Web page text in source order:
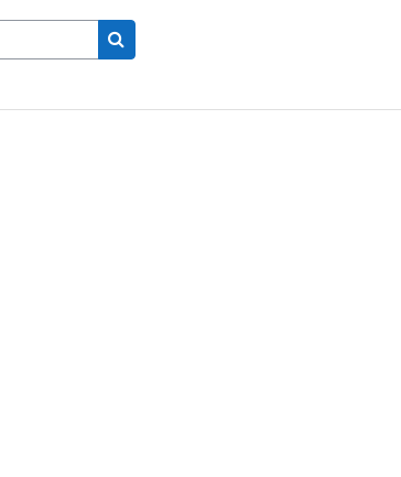
Поиск курса